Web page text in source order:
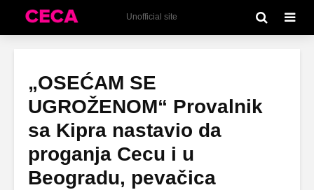
Unofficial site
„OSEĆAM SE
UGROŽENOM“ Provalnik
sa Kipra nastavio da
proganja Cecu i u
Beogradu, pevačica